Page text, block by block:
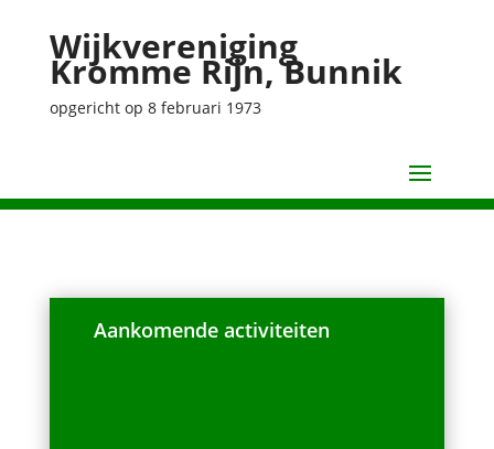
Wijkvereniging
Kromme Rijn, Bunnik
opgericht op 8 februari 1973
Aankomende activiteiten